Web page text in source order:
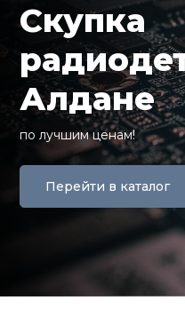
Скупка
Алдане
по лучшим ценам!
Перейти в каталог